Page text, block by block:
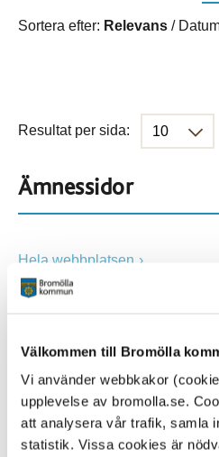
Välkommen till Bromölla
Vi använder webbkakor
upplevelse av bromolla.se.
att analysera vår trafik, samla
statistik. Vissa cookies är
Sortera efter: Relevans /
Resultat per sida:
Ämnessidor
Hela webbplatsen
Alla platser